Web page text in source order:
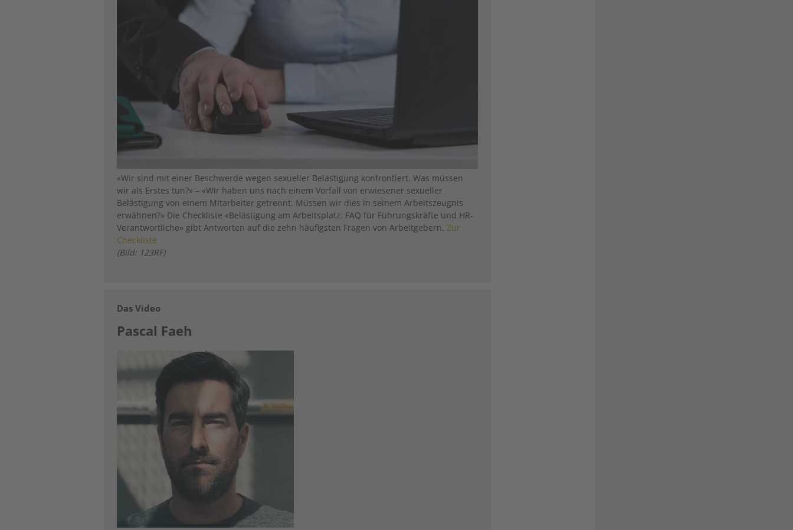
«Wir sind mit einer Beschwerde wegen sexueller Belästigung konfrontiert. Was müssen
wir als Erstes tun?» – «Wir haben uns nach einem Vorfall von erwiesener sexueller
Belästigung von einem Mitarbeiter getrennt. Müssen wir dies in seinem Arbeitszeugnis
erwähnen?» Die Checkliste «Belästigung am Arbeitsplatz: FAQ für Führungskräfte und HR-
Verantwortliche» gibt Antworten auf die zehn häufigsten Fragen von Arbeitgebern. Zur
Checkliste
(Bild: 123RF)
Das Video
Pascal Faeh